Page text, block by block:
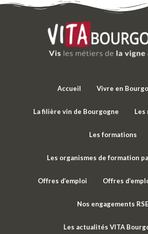
Accueil Vivre en
La filière vin de Bourgogne Les
Les formations
Les organismes de formation
Offres d’emploi Offres
Nos engagements RSE
Les actualités VITA